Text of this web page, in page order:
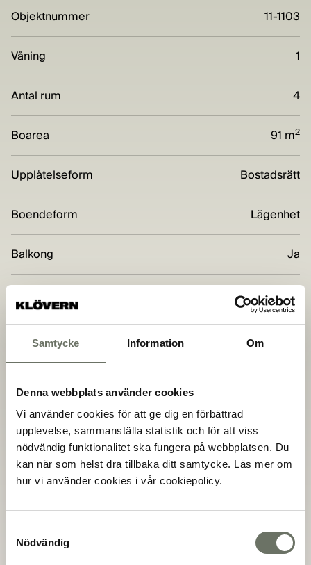
Samtycke Information Om
Denna webbplats använder cookies
Vi använder cookies för att ge dig en förbättrad
upplevelse, sammanställa statistik och för att viss
nödvändig funktionalitet ska fungera på webbplatsen. Du
kan när som helst dra tillbaka ditt samtycke. Läs mer om
hur vi använder cookies i vår cookiepolicy.
Nödvändig
Objektnummer 11-1103
Våning 1
Antal rum 4
Boarea 91 m2
Upplåtelseform Bostadsrätt
Boendeform Lägenhet
Balkong Ja
Ja
Miljömärkning BREEAM-SE Excellent
Adress
Bredängsvägen, 12942
Stockholm
Bofaktablad